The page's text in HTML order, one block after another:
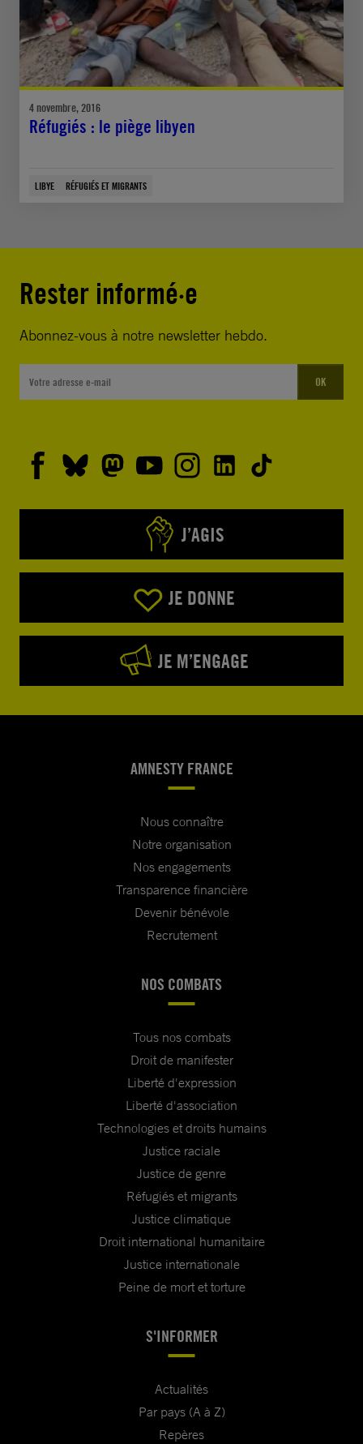
4 novembre, 2016
Réfugiés : le piège libyen
LIBYE RÉFUGIÉS ET MIGRANTS
Rester informé·e
Abonnez-vous à notre newsletter hebdo.
OK
J’AGIS
JE DONNE
JE M’ENGAGE
AMNESTY FRANCE
Nous connaître
Notre organisation
Nos engagements
Transparence financière
Devenir bénévole
Recrutement
NOS COMBATS
Tous nos combats
Droit de manifester
Liberté d'expression
Liberté d'association
Technologies et droits humains
Justice raciale
Justice de genre
Réfugiés et migrants
Justice climatique
Droit international humanitaire
Justice internationale
Peine de mort et torture
S'INFORMER
Actualités
Par pays (A à Z)
Repères